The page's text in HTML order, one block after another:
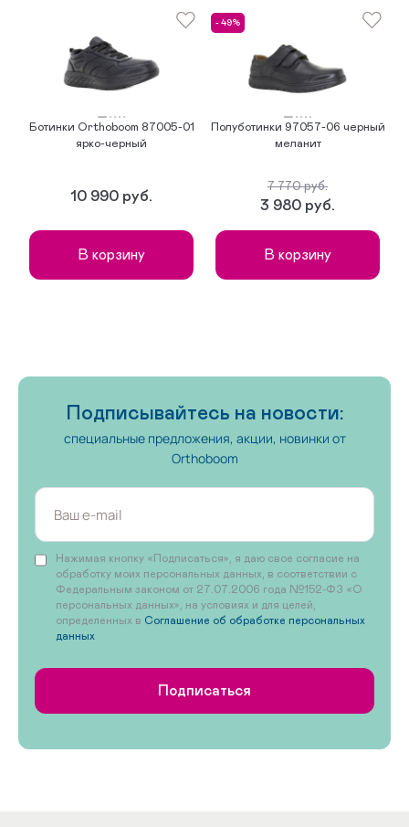
Ботинки Orthoboom 87005-01
ярко-черный
10 990 руб.
В корзину
- 49%
Полуботинки 97057-06 черный
меланит
7 770 руб.
3 980 руб.
В корзину
Подписывайтесь на новости:
специальные предложения, акции, новинки от
Orthoboom
Нажимая кнопку «Подписаться», я даю свое согласие на
обработку моих персональных данных, в соответствии с
Федеральным законом от 27.07.2006 года №152-ФЗ «О
персональных данных», на условиях и для целей,
определенных в Соглашение об обработке персональных
данных
Подписаться